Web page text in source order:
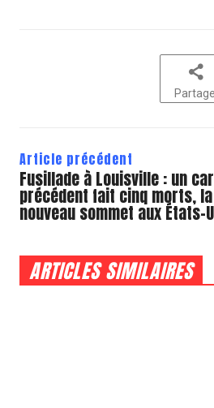
Article précédent
Fusillade à Louisville : un
précédent fait cinq morts,
nouveau sommet aux États-
ARTICLES SIMILAIRES